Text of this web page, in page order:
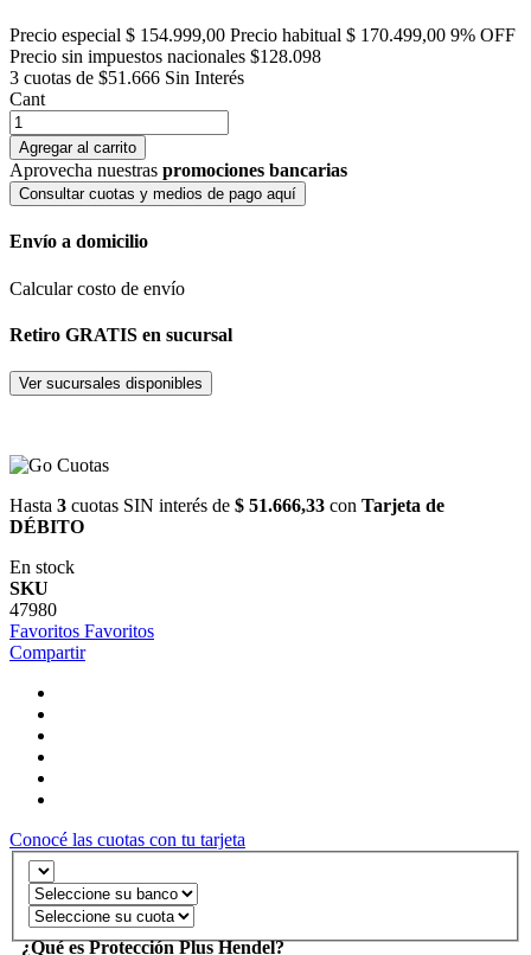
Precio especial $ 154.999,00 Precio habitual $ 170.499,00 9% OFF
Precio sin impuestos nacionales $128.098
3 cuotas de $51.666 Sin Interés
Cant
Agregar al carrito
Aprovecha nuestras promociones bancarias
Consultar cuotas y medios de pago aquí
Envío a domicilio
Calcular costo de envío
Retiro GRATIS en sucursal
Ver sucursales disponibles
Hasta 3 cuotas SIN interés de $ 51.666,33 con Tarjeta de
DÉBITO
En stock
SKU
47980
Favoritos Favoritos
Compartir
Conocé las cuotas con tu tarjeta
¿Qué es Protección Plus Hendel?